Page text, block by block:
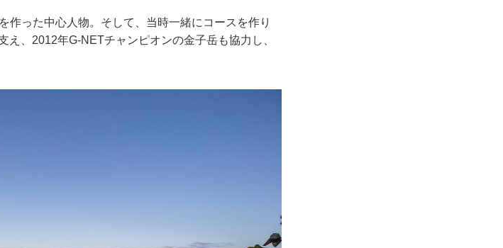
作った中心人物。そして、当時一緒にコースを作り
え、2012年G-NETチャンピオンの金子岳も協力し、